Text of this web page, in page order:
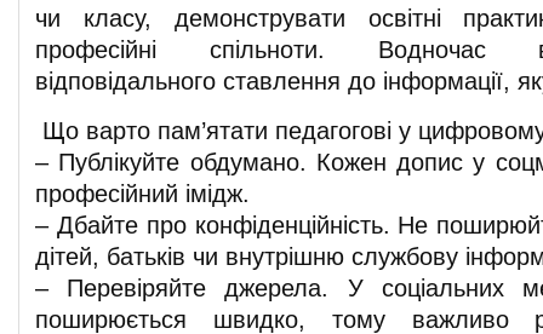
чи класу, демонструвати освітні
професійні спільноти. Водночас
відповідального ставлення до інформації,
Що варто пам’ятати педагогові у
– Публікуйте обдумано. Кожен допис у
професійний імідж.
– Дбайте про конфіденційність. Не
дітей, батьків чи внутрішню службову
– Перевіряйте джерела. У соціальних
поширюється швидко, тому важливо